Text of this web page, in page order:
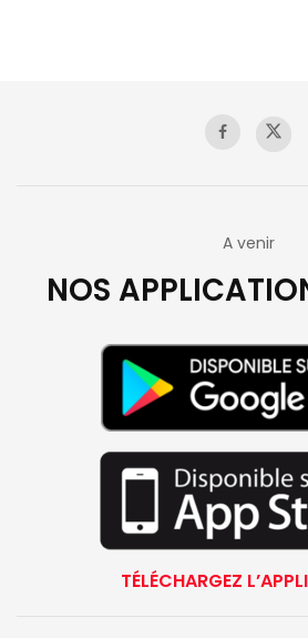
A venir
NOS
TÉLÉCHARGEZ